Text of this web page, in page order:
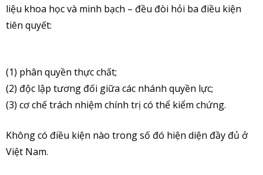
liệu khoa học và minh bạch – đều đòi hỏi ba điều kiện
tiên quyết:
(1) phân quyền thực chất;
(2) độc lập tương đối giữa các nhánh quyền lực;
(3) cơ chế trách nhiệm chính trị có thể kiểm chứng.
Không có điều kiện nào trong số đó hiện diện đầy đủ ở
Việt Nam.